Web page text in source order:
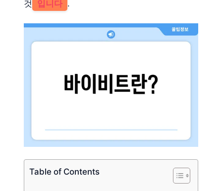
것
입니다 .
Table of Contents